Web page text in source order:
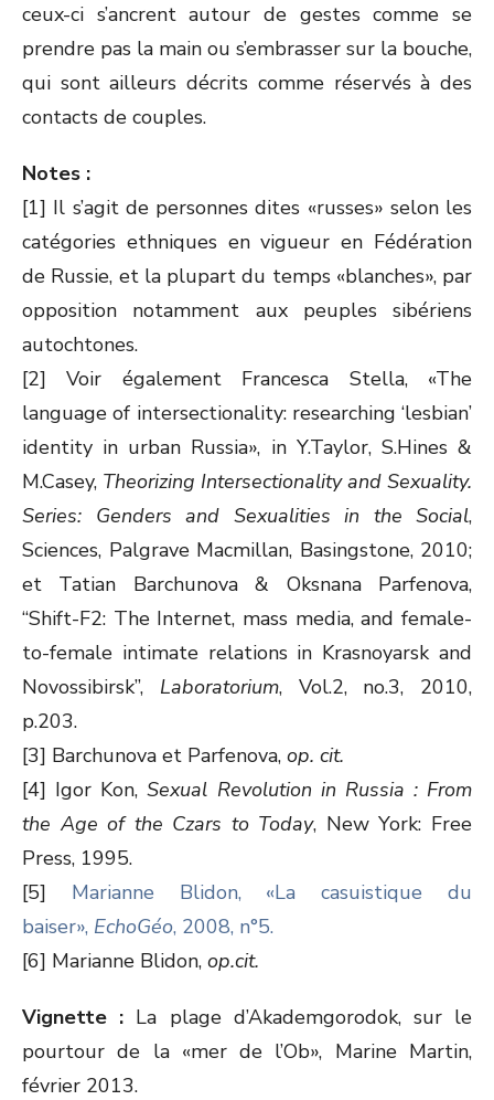
ceux-ci s’ancrent autour de gestes comme se
prendre pas la main ou s’embrasser sur la bouche,
qui sont ailleurs décrits comme réservés à des
contacts de couples.
Notes :
[1] Il s’agit de personnes dites «russes» selon les
catégories ethniques en vigueur en Fédération
de Russie, et la plupart du temps «blanches», par
opposition notamment aux peuples sibériens
autochtones.
[2] Voir également Francesca Stella, «The
language of intersectionality: researching ‘lesbian’
identity in urban Russia», in Y.Taylor, S.Hines &
M.Casey, Theorizing Intersectionality and Sexuality.
Series: Genders and Sexualities in the Social,
Sciences, Palgrave Macmillan, Basingstone, 2010;
et Tatian Barchunova & Oksnana Parfenova,
“Shift-F2: The Internet, mass media, and female-
to-female intimate relations in Krasnoyarsk and
Novossibirsk”, Laboratorium, Vol.2, no.3, 2010,
p.203.
[3] Barchunova et Parfenova, op. cit.
[4] Igor Kon,Sexual Revolution in Russia : From
the Age of the Czars to Today, New York: Free
Press, 1995.
[5] Marianne Blidon, «La casuistique du
baiser», EchoGéo, 2008, n°5.
[6] Marianne Blidon, op.cit.
Vignette : La plage d’Akademgorodok, sur le
pourtour de la «mer de l’Ob», Marine Martin,
février 2013.